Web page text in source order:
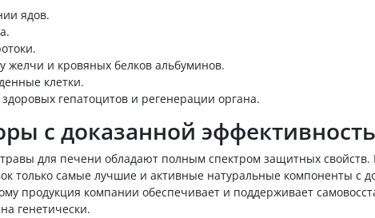
ядов.
желчи и кровяных белков альбуминов.
клетки.
гепатоцитов и регенерации органа.
с доказанной
для печени обладают полным спектром защитных свойств.
только самые лучшие и активные натуральные компоненты с
продукция компании обеспечивает и поддерживает
генетически.